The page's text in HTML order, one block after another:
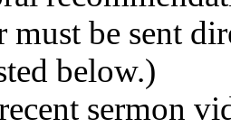
must be sent
below.)
sermon